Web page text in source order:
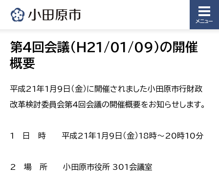
メニュー
第4回会議（H21/01/09）の開催
概要
平成21年1月9日（金）に開催されました小田原市行財政
改革検討委員会第4回会議の開催概要をお知らせします。
1 日 時 平成21年1月9日（金）18時〜20時10分
2 場 所 小田原市役所 301会議室